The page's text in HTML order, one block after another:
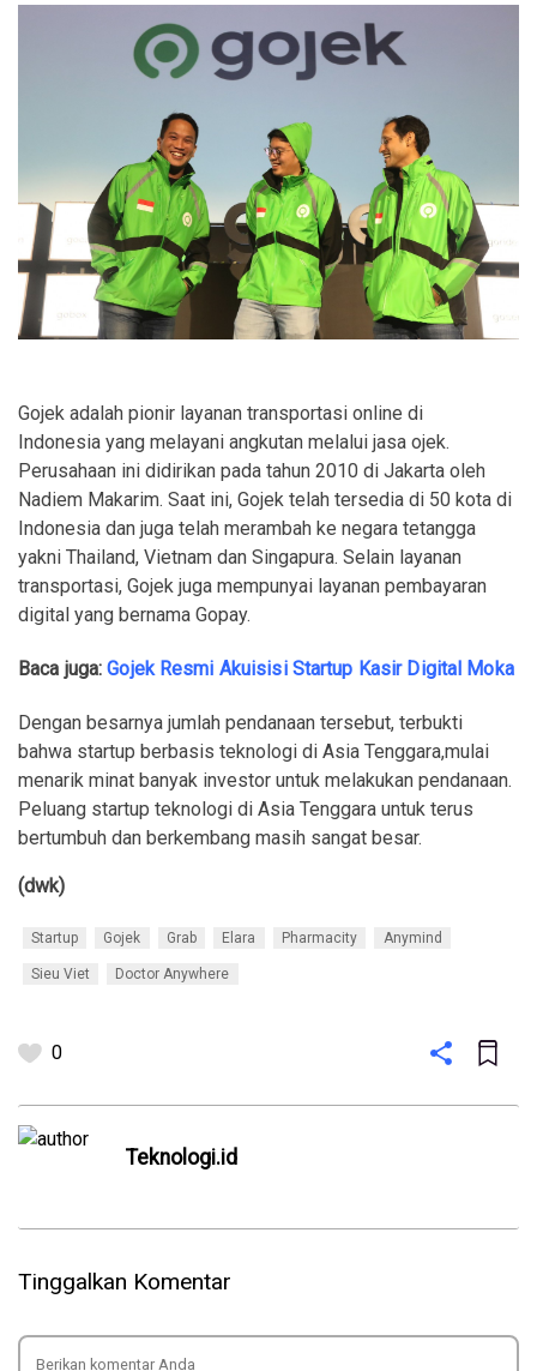
Gojek adalah pionir layanan transportasi online di
Indonesia yang melayani angkutan melalui jasa ojek.
Perusahaan ini didirikan pada tahun 2010 di Jakarta oleh
Nadiem Makarim. Saat ini, Gojek telah tersedia di 50 kota di
Indonesia dan juga telah merambah ke negara tetangga
yakni Thailand, Vietnam dan Singapura. Selain layanan
transportasi, Gojek juga mempunyai layanan pembayaran
digital yang bernama Gopay.
Baca juga:Gojek Resmi Akuisisi Startup Kasir Digital Moka
Dengan besarnya jumlah pendanaan tersebut, terbukti
bahwa startup berbasis teknologi di Asia Tenggara,mulai
menarik minat banyak investor untuk melakukan pendanaan.
Peluang startup teknologi di Asia Tenggara untuk terus
bertumbuh dan berkembang masih sangat besar.
(dwk)
Startup Gojek Grab Elara Pharmacity Anymind
Sieu Viet Doctor Anywhere
0
Teknologi.id
Tinggalkan Komentar